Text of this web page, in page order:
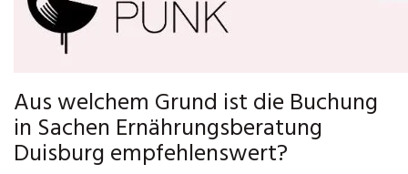
Aus welchem Grund ist die Buchung
in Sachen Ernährungsberatung
Duisburg empfehlenswert?